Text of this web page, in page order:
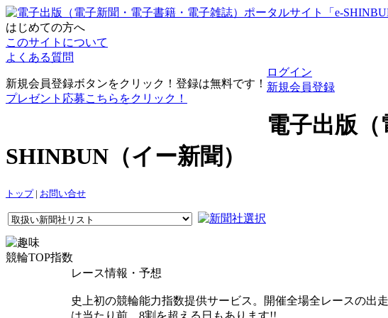
はじめての方へ
このサイトについて
よくある質問
新規会員登録ボタンをクリック！登録は無料です！
プレゼント応募こちらをクリック！
ログイン
新規会員登録
電子出版
SHINBUN（イー新聞）
トップ| お問い合せ
競輪TOP指数
レース情報・予想
史上初の競輪能力指数提供サービス。開催全場全レースの出
は当たり前、8割を超える日もあります!!